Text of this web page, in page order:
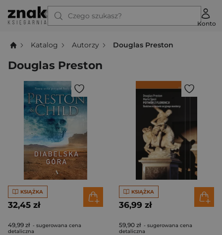
Czego szukasz?
Konto
Katalog Autorzy Douglas Preston
Douglas Preston
KSIĄŻKA
32,45 zł
49,99 zł - sugerowana cena
detaliczna
KSIĄŻKA
36,99 zł
59,90 zł - sugerowana cena
detaliczna